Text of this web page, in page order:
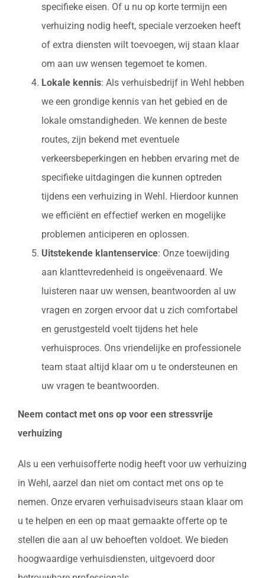
specifieke eisen. Of u nu op korte termijn een
verhuizing nodig heeft, speciale verzoeken heeft
of extra diensten wilt toevoegen, wij staan klaar
om aan uw wensen tegemoet te komen.
Lokale kennis: Als verhuisbedrijf in Wehl hebben
we een grondige kennis van het gebied en de
lokale omstandigheden. We kennen de beste
routes, zijn bekend met eventuele
verkeersbeperkingen en hebben ervaring met de
specifieke uitdagingen die kunnen optreden
tijdens een verhuizing in Wehl. Hierdoor kunnen
we efficiënt en effectief werken en mogelijke
problemen anticiperen en oplossen.
Uitstekende klantenservice: Onze toewijding
aan klanttevredenheid is ongeëvenaard. We
luisteren naar uw wensen, beantwoorden al uw
vragen en zorgen ervoor dat u zich comfortabel
en gerustgesteld voelt tijdens het hele
verhuisproces. Ons vriendelijke en professionele
team staat altijd klaar om u te ondersteunen en
uw vragen te beantwoorden.
Neem contact met ons op voor een stressvrije
verhuizing
Als u een verhuisofferte nodig heeft voor uw verhuizing
in Wehl, aarzel dan niet om contact met ons op te
nemen. Onze ervaren verhuisadviseurs staan klaar om
u te helpen en een op maat gemaakte offerte op te
stellen die aan al uw behoeften voldoet. We bieden
hoogwaardige verhuisdiensten, uitgevoerd door